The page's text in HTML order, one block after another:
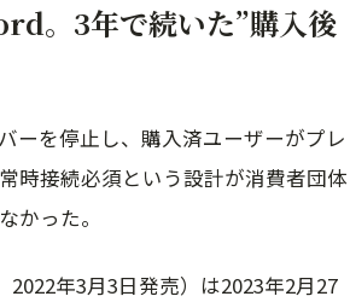
。3年で続いた”購入後
ーを停止し、購入済ユーザーがプレ
時接続必須という設計が消費者団体
かった。
年3月3日発売）は2023年2月27